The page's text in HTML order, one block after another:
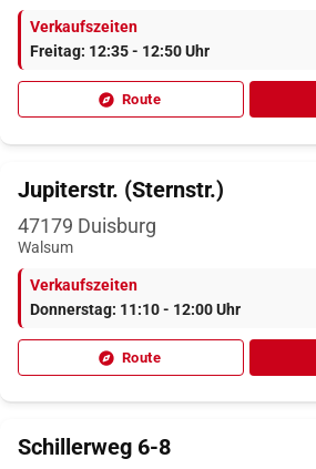
Verkaufszeiten
Freitag: 12:35 - 12:50 Uhr
Route
Jupiterstr. (Sternstr.)
47179 Duisburg
Walsum
Verkaufszeiten
Donnerstag: 11:10 - 12:00 Uhr
Route
Schillerweg 6-8